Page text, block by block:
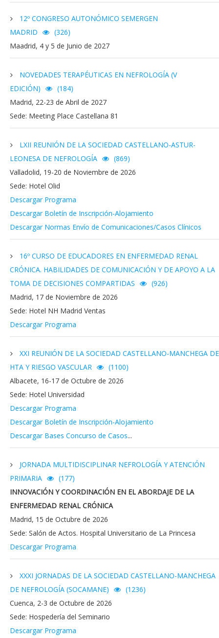
12º CONGRESO AUTONÓMICO SEMERGEN
MADRID
(326)
Maadrid, 4 y 5 de Junio de 2027
NOVEDADES TERAPÉUTICAS EN NEFROLOGÍA (V
EDICIÓN)
(184)
Madrid, 22-23 de Abril de 2027
Sede: Meeting Place Castellana 81
LXII REUNIÓN DE LA SOCIEDAD CASTELLANO-ASTUR-
LEONESA DE NEFROLOGÍA
(869)
Valladolid, 19-20 de Noviembre de 2026
Sede: Hotel Olid
Descargar Programa
Descargar Boletín de Inscripción-Alojamiento
Descargar Normas Envío de Comunicaciones/Casos Clínicos
16º CURSO DE EDUCADORES EN ENFERMEDAD RENAL
CRÓNICA. HABILIDADES DE COMUNICACIÓN Y DE APOYO A LA
TOMA DE DECISIONES COMPARTIDAS
(926)
Madrid, 17 de Noviembre de 2026
Sede: Hotel NH Madrid Ventas
Descargar Programa
XXI REUNIÓN DE LA SOCIEDAD CASTELLANO-MANCHEGA DE
HTA Y RIESGO VASCULAR
(1100)
Albacete, 16-17 de Octubre de 2026
Sede: Hotel Universidad
Descargar Programa
Descargar Boletín de Inscripción-Alojamiento
Descargar Bases Concurso de Casos...
JORNADA MULTIDISCIPLINAR NEFROLOGÍA Y ATENCIÓN
PRIMARIA
(177)
INNOVACIÓN Y COORDINACIÓN EN EL ABORDAJE DE LA
ENFERMEDAD RENAL CRÓNICA
Madrid, 15 de Octubre de 2026
Sede: Salón de Actos. Hospital Universitario de La Princesa
Descargar Programa
XXXI JORNADAS DE LA SOCIEDAD CASTELLANO-MANCHEGA
DE NEFROLOGÍA (SOCAMANE)
(1236)
Cuenca, 2-3 de Octubre de 2026
Sede: Hospedería del Seminario
Descargar Programa